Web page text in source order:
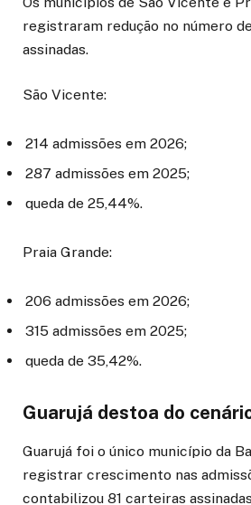
registraram redução no número
assinadas.
São Vicente:
214 admissões em 2026;
287 admissões em 2025;
queda de 25,44%.
Praia Grande:
206 admissões em 2026;
315 admissões em 2025;
queda de 35,42%.
Guarujá destoa do
Guarujá foi o único município da
registrar crescimento nas
contabilizou 81 carteiras